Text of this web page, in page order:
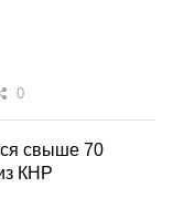
0
свыше 70
КНР